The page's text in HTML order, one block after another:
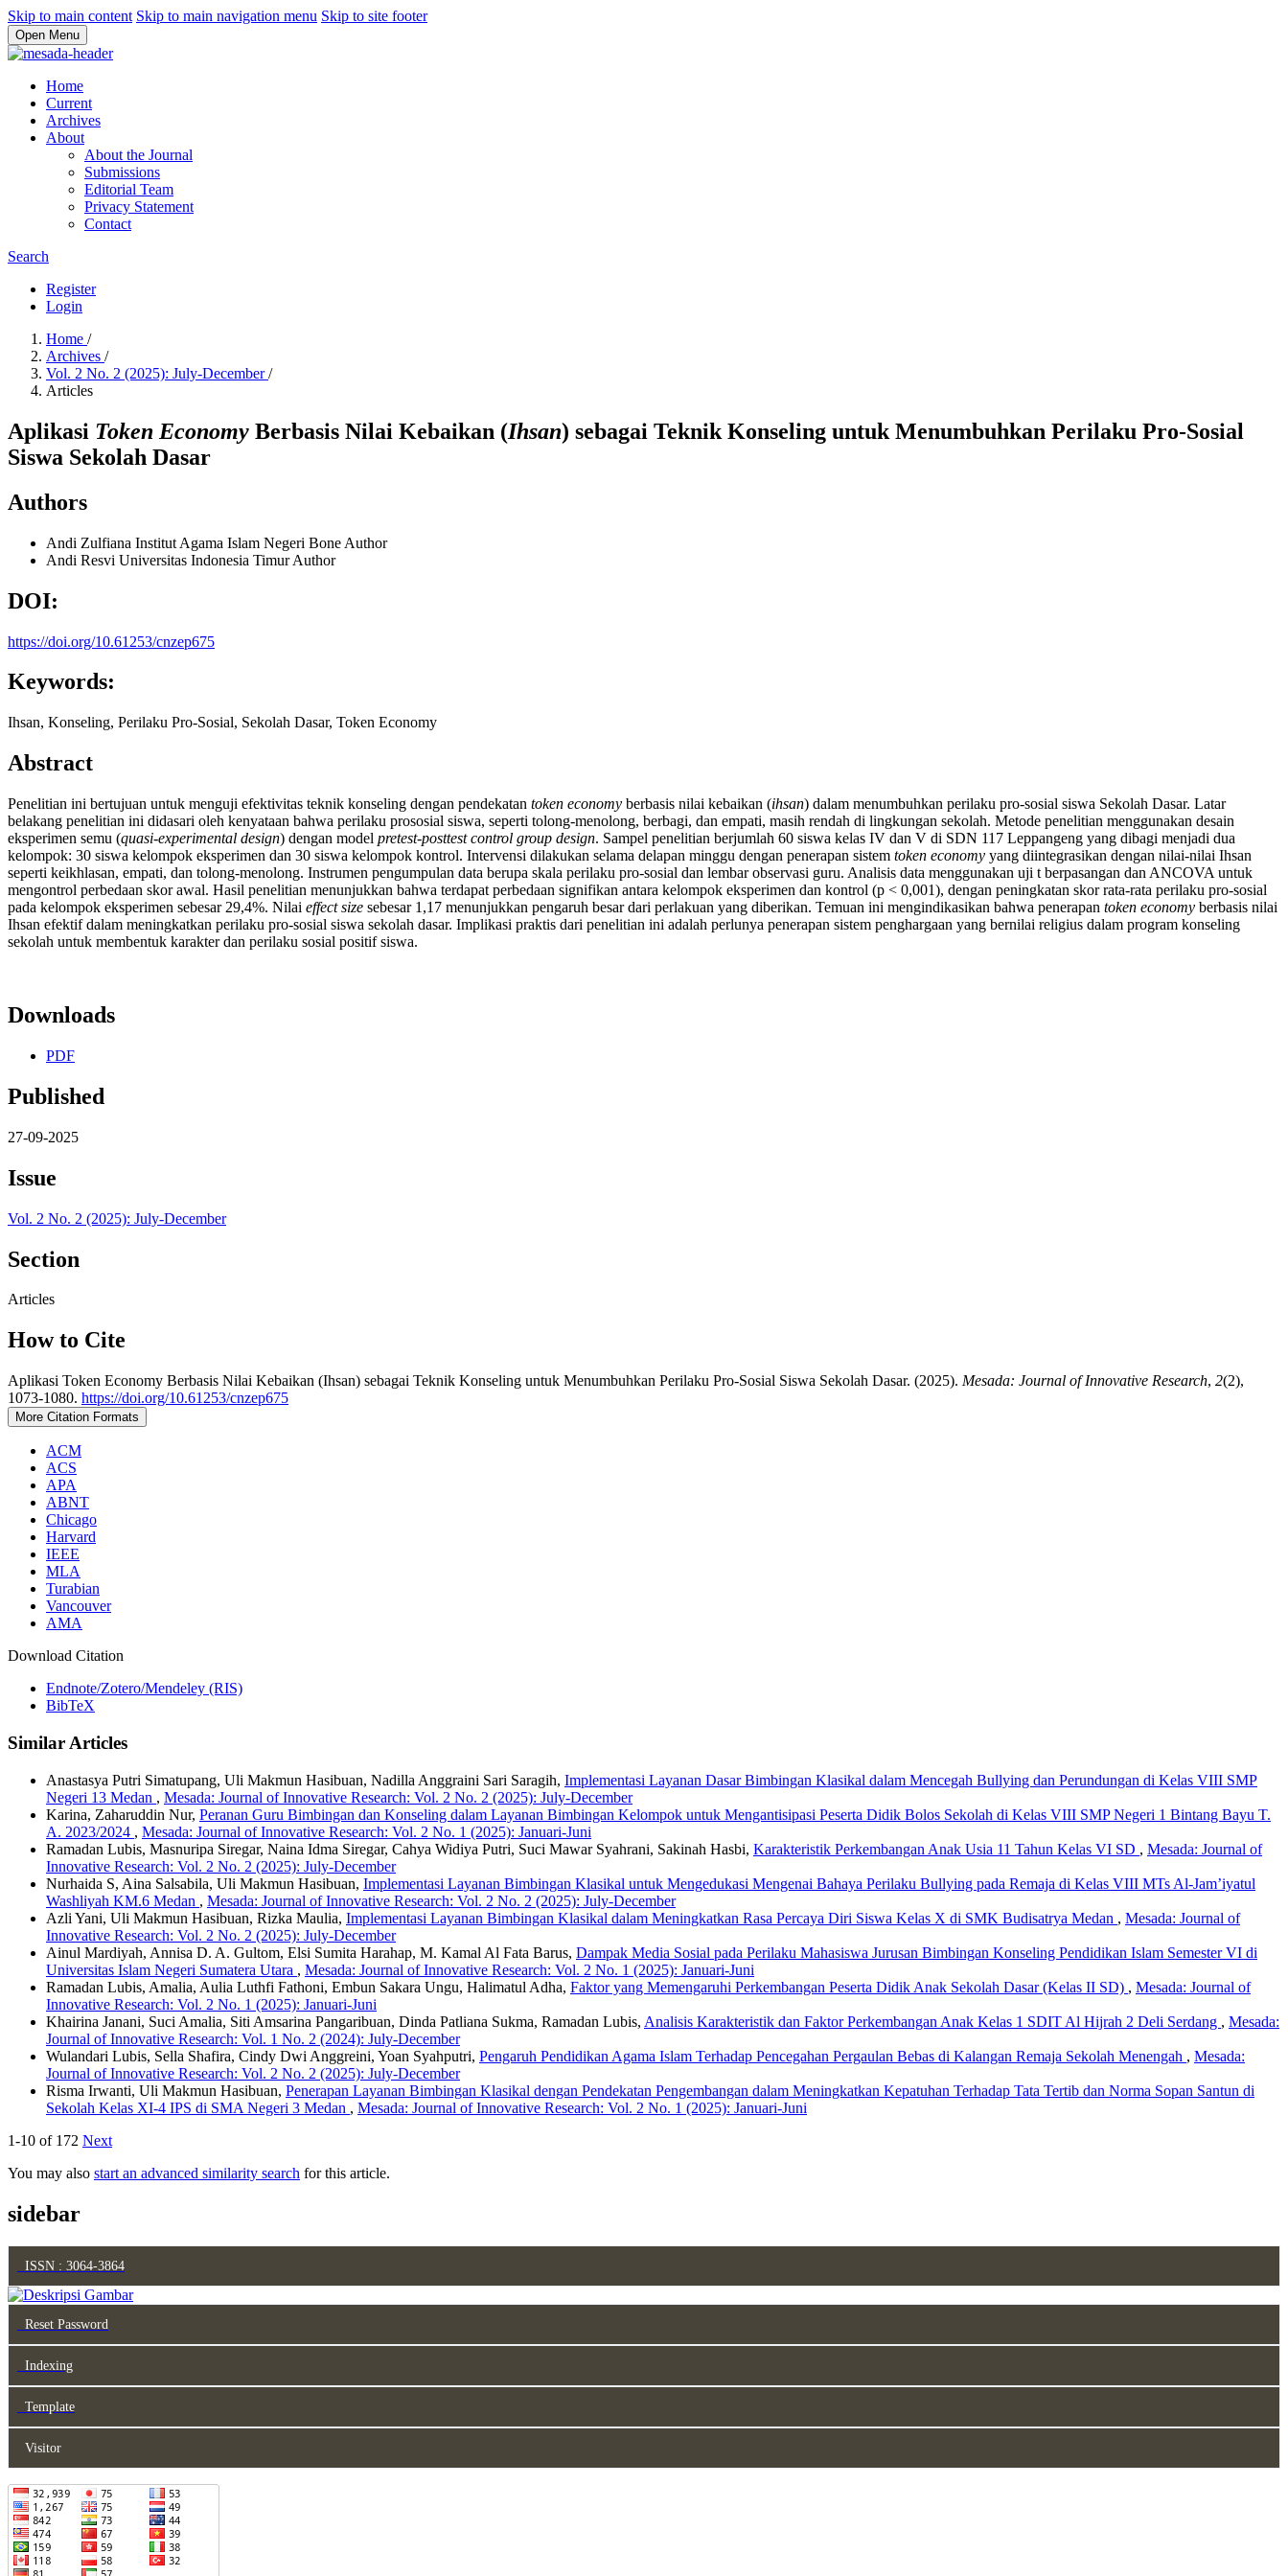
Skip to main content Skip to main navigation menu Skip to site footer
Open Menu
Home
Current
Archives
About
About the Journal
Submissions
Editorial Team
Privacy Statement
Contact
Search
Register
Login
Home /
Archives /
Vol. 2 No. 2 (2025): July-December/
Articles
Aplikasi Token Economy Berbasis Nilai Kebaikan (Ihsan) sebagai Teknik Konseling untuk Menumbuhkan Perilaku Pro-Sosial
Siswa Sekolah Dasar
Authors
Andi Zulfiana Institut Agama Islam Negeri Bone Author
Andi Resvi Universitas Indonesia TimurAuthor
DOI:
https://doi.org/10.61253/cnzep675
Keywords:
Ihsan, Konseling, Perilaku Pro-Sosial, Sekolah Dasar, Token Economy
Abstract
Penelitian ini bertujuan untuk menguji efektivitas teknik konseling dengan pendekatan token economy berbasis nilai kebaikan (ihsan) dalam menumbuhkan perilaku pro-sosial siswa Sekolah Dasar. Latar
belakang penelitian ini didasari oleh kenyataan bahwa perilaku prososial siswa, seperti tolong-menolong, berbagi, dan empati, masih rendah di lingkungan sekolah. Metode penelitian menggunakan desain
eksperimen semu (quasi-experimental design) dengan model pretest-posttest control group design. Sampel penelitian berjumlah 60 siswa kelas IV dan V di SDN 117 Leppangeng yang dibagi menjadi dua
kelompok: 30 siswa kelompok eksperimen dan 30 siswa kelompok kontrol. Intervensi dilakukan selama delapan minggu dengan penerapan sistem token economy yang diintegrasikan dengan nilai-nilai Ihsan
seperti keikhlasan, empati, dan tolong-menolong. Instrumen pengumpulan data berupa skala perilaku pro-sosial dan lembar observasi guru. Analisis data menggunakan uji t berpasangan dan ANCOVA untuk
mengontrol perbedaan skor awal. Hasil penelitian menunjukkan bahwa terdapat perbedaan signifikan antara kelompok eksperimen dan kontrol (p < 0,001), dengan peningkatan skor rata-rata perilaku pro-sosial
pada kelompok eksperimen sebesar 29,4%. Nilai effect size sebesar 1,17 menunjukkan pengaruh besar dari perlakuan yang diberikan. Temuan ini mengindikasikan bahwa penerapan token economy berbasis nilai
Ihsan efektif dalam meningkatkan perilaku pro-sosial siswa sekolah dasar. Implikasi praktis dari penelitian ini adalah perlunya penerapan sistem penghargaan yang bernilai religius dalam program konseling
sekolah untuk membentuk karakter dan perilaku sosial positif siswa.
Downloads
PDF
Published
27-09-2025
Issue
Vol. 2 No. 2 (2025): July-December
Section
Articles
How to Cite
Aplikasi Token Economy Berbasis Nilai Kebaikan (Ihsan) sebagai Teknik Konseling untuk Menumbuhkan Perilaku Pro-Sosial Siswa Sekolah Dasar. (2025). Mesada: Journal of Innovative Research, 2(2),
1073-1080. https://doi.org/10.61253/cnzep675
More Citation Formats
ACM
ACS
APA
ABNT
Chicago
Harvard
IEEE
MLA
Turabian
Vancouver
AMA
Download Citation
Endnote/Zotero/Mendeley (RIS)
BibTeX
Similar Articles
Anastasya Putri Simatupang, Uli Makmun Hasibuan, Nadilla Anggraini Sari Saragih, Implementasi Layanan Dasar Bimbingan Klasikal dalam Mencegah Bullying dan Perundungan di Kelas VIII SMP
Negeri 13 Medan , Mesada: Journal of Innovative Research: Vol. 2 No. 2 (2025): July-December
Karina, Zaharuddin Nur, Peranan Guru Bimbingan dan Konseling dalam Layanan Bimbingan Kelompok untuk Mengantisipasi Peserta Didik Bolos Sekolah di Kelas VIII SMP Negeri 1 Bintang Bayu T.
A. 2023/2024 , Mesada: Journal of Innovative Research: Vol. 2 No. 1 (2025): Januari-Juni
Ramadan Lubis, Masnuripa Siregar, Naina Idma Siregar, Cahya Widiya Putri, Suci Mawar Syahrani, Sakinah Hasbi, Karakteristik Perkembangan Anak Usia 11 Tahun Kelas VI SD , Mesada: Journal of
Innovative Research: Vol. 2 No. 2 (2025): July-December
Nurhaida S, Aina Salsabila, Uli Makmun Hasibuan, Implementasi Layanan Bimbingan Klasikal untuk Mengedukasi Mengenai Bahaya Perilaku Bullying pada Remaja di Kelas VIII MTs Al-Jam’iyatul
Washliyah KM.6 Medan , Mesada: Journal of Innovative Research: Vol. 2 No. 2 (2025): July-December
Azli Yani, Uli Makmun Hasibuan, Rizka Maulia, Implementasi Layanan Bimbingan Klasikal dalam Meningkatkan Rasa Percaya Diri Siswa Kelas X di SMK Budisatrya Medan , Mesada: Journal of
Innovative Research: Vol. 2 No. 2 (2025): July-December
Ainul Mardiyah, Annisa D. A. Gultom, Elsi Sumita Harahap, M. Kamal Al Fata Barus, Dampak Media Sosial pada Perilaku Mahasiswa Jurusan Bimbingan Konseling Pendidikan Islam Semester VI di
Universitas Islam Negeri Sumatera Utara , Mesada: Journal of Innovative Research: Vol. 2 No. 1 (2025): Januari-Juni
Ramadan Lubis, Amalia, Aulia Luthfi Fathoni, Embun Sakara Ungu, Halimatul Adha, Faktor yang Memengaruhi Perkembangan Peserta Didik Anak Sekolah Dasar (Kelas II SD) , Mesada: Journal of
Innovative Research: Vol. 2 No. 1 (2025): Januari-Juni
Khairina Janani, Suci Amalia, Siti Amsarina Pangaribuan, Dinda Patliana Sukma, Ramadan Lubis, Analisis Karakteristik dan Faktor Perkembangan Anak Kelas 1 SDIT Al Hijrah 2 Deli Serdang , Mesada:
Journal of Innovative Research: Vol. 1 No. 2 (2024): July-December
Wulandari Lubis, Sella Shafira, Cindy Dwi Anggreini, Yoan Syahputri, Pengaruh Pendidikan Agama Islam Terhadap Pencegahan Pergaulan Bebas di Kalangan Remaja Sekolah Menengah , Mesada:
Journal of Innovative Research: Vol. 2 No. 2 (2025): July-December
Risma Irwanti, Uli Makmun Hasibuan, Penerapan Layanan Bimbingan Klasikal dengan Pendekatan Pengembangan dalam Meningkatkan Kepatuhan Terhadap Tata Tertib dan Norma Sopan Santun di
Sekolah Kelas XI-4 IPS di SMA Negeri 3 Medan , Mesada: Journal of Innovative Research: Vol. 2 No. 1 (2025): Januari-Juni
1-10 of 172 Next
You may also start an advanced similarity search for this article.
sidebar
ISSN : 3064-3864
Reset Password
Indexing
Template
Visitor